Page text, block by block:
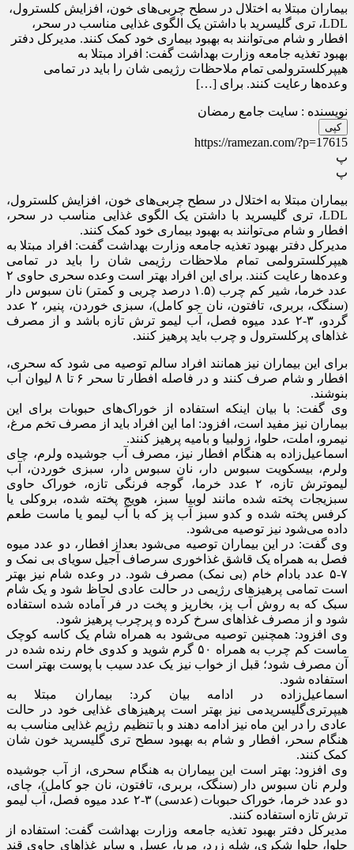
بیماران مبتلا به اختلال در سطح چربی‌های خون، افزایش کلسترول،
LDL، تری گلیسرید با داشتن یک الگوی غذایی مناسب در سحر،
افطار و شام می‌توانند به بهبود بیماری خود کمک کنند. مدیرکل دفتر
بهبود تغذیه جامعه وزارت بهداشت گفت: افراد مبتلا به
هیپرکلسترولمی تمام ملاحظات رژیمی ‌شان را باید در تمامی
وعده‌ها رعایت کنند. برای […]
نویسنده : سایت جامع رمضان
کپی
https://ramezan.com/?p=17615
پ
پ
بیماران مبتلا به اختلال در سطح چربی‌های خون، افزایش کلسترول،
LDL، تری گلیسرید با داشتن یک الگوی غذایی مناسب در سحر،
افطار و شام می‌توانند به بهبود بیماری خود کمک کنند.
مدیرکل دفتر بهبود تغذیه جامعه وزارت بهداشت گفت: افراد مبتلا به
هیپرکلسترولمی تمام ملاحظات رژیمی ‌شان را باید در تمامی
وعده‌ها رعایت کنند. برای این افراد بهتر است وعده سحری حاوی ۲
عدد خرما، شیر کم چرب (۱.۵ درصد چربی و کمتر) نان سبوس دار
(سنگک، بربری، تافتون، نان جو کامل)، سبزی خوردن، پنیر، ۲ عدد
گردو، ۳-۲ عدد میوه فصل، آب لیمو ترش تازه باشد و از مصرف
غذاهای پرکلسترول و چرب باید پرهیز کنند.
برای این بیماران نیز همانند افراد سالم توصیه می ‌شود که سحری،
افطار و شام صرف کنند و در فاصله افطار تا سحر ۶ تا ۸ لیوان آب
بنوشند.
وی گفت: با بیان اینکه استفاده از خوراک‌های حبوبات برای این
بیماران نیز مفید است، افزود: اما این افراد باید از مصرف تخم مرغ،
نیمرو، املت، حلوا، زولبیا و بامیه پرهیز کنند.
اسماعیل‌زاده به هنگام افطار نیز، مصرف آب جوشیده ولرم، چای
ولرم، بیسکویت سبوس‌ دار، نان سبوس دار، سبزی خوردن، آب
لیموترش تازه، ۲ عدد خرما، گوجه فرنگی تازه، خوراک حاوی
سبزیجات پخته شده مانند لوبیا سبز، هویج پخته شده، بروکلی یا
کرفس پخته شده و کدو سبز آب پز که با آب لیمو یا ماست طعم
داده می‌شود نیز توصیه می‌شود.
وی گفت: در این بیماران توصیه می‌شود بعداز افطار، دو عدد میوه
فصل به همراه یک قاشق غذاخوری سرصاف آجیل سویای بی نمک و
۷-۵ عدد بادام خام (بی نمک) مصرف شود. در وعده شام نیز بهتر
است تمامی پرهیزهای رژیمی در حالت عادی لحاظ شود و یک شام
سبک که به روش آب پز، بخارپز و پخت در فر آماده شده استفاده
شود و از مصرف غذاهای سرخ کرده و پرچرب پرهیز شود.
وی افزود: همچنین توصیه می‌شود به همراه شام یک کاسه کوچک
ماست کم چرب به همراه ۵۰ گرم شوید و کدوی خام رنده شده در
آن مصرف شود؛ قبل از خواب نیز یک عدد سیب با پوست بهتر است
استفاده شود.
اسماعیل‌زاده در ادامه بیان کرد: بیماران مبتلا به
هیپرتری‌گلیسریدمی نیز بهتر است پرهیزهای غذایی خود در حالت
عادی را در این ماه نیز ادامه دهند و با تنظیم رژیم غذایی مناسب به
هنگام سحر، افطار و شام به بهبود سطح تری گلیسرید خون شان
کمک کنند.
وی افزود: بهتر است این بیماران به هنگام سحری، از آب جوشیده
ولرم نان سبوس دار (سنگک، بربری، تافتون، نان جو کامل)، چای،
دو عدد خرما، خوراک حبوبات (عدسی) ۳-۲ عدد میوه فصل، آب لیمو
ترش تازه استفاده کنند.
مدیرکل دفتر بهبود تغذیه جامعه وزارت بهداشت گفت: استفاده از
حلوا، حلوا شکری، شله زرد، مربا، عسل و سایر غذاهای حاوی قند